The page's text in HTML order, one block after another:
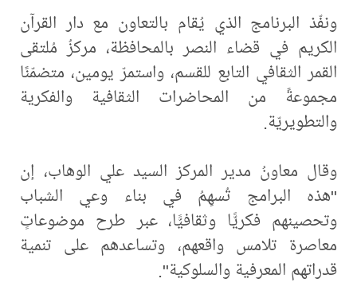
ونفّذ البرنامج الذي يُقام بالتعاون مع دار القرآن
الكريم في قضاء النصر بالمحافظة، مركزُ مُلتقى
القمر الثقافي التابع للقسم، واستمرّ يومين، متضمّنًا
مجموعةً من المحاضرات الثقافية والفكرية
والتطويريّة.
وقال معاونُ مدير المركز السيد علي الوهاب، إن
"هذه البرامج تُسهِمُ في بناء وعي الشباب
وتحصينهم فكريًّا وثقافيًّا، عبر طرح موضوعاتٍ
معاصرة تلامس واقعهم، وتساعدهم على تنمية
قدراتهم المعرفية والسلوكية".